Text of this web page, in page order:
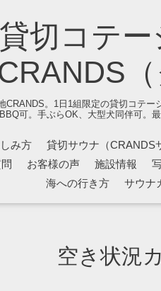
切コテ
（
。1日1組限定の貸切コテ
BBQ可。手ぶらOK、大型犬同伴可。
み方 貸切サウナ（CRANDS
お客様の声 施設情報
海への行き方
サウナ
空き状況